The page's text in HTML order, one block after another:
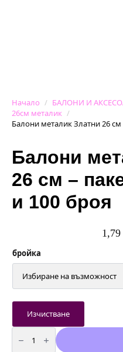
Начало БАЛОНИ И
26см металик
Балони металик Златни 26
Балони
26 см –
и 100 броя
1,79
Price
1,79
7,62
бройка
Изчистване
количество
за
Балони